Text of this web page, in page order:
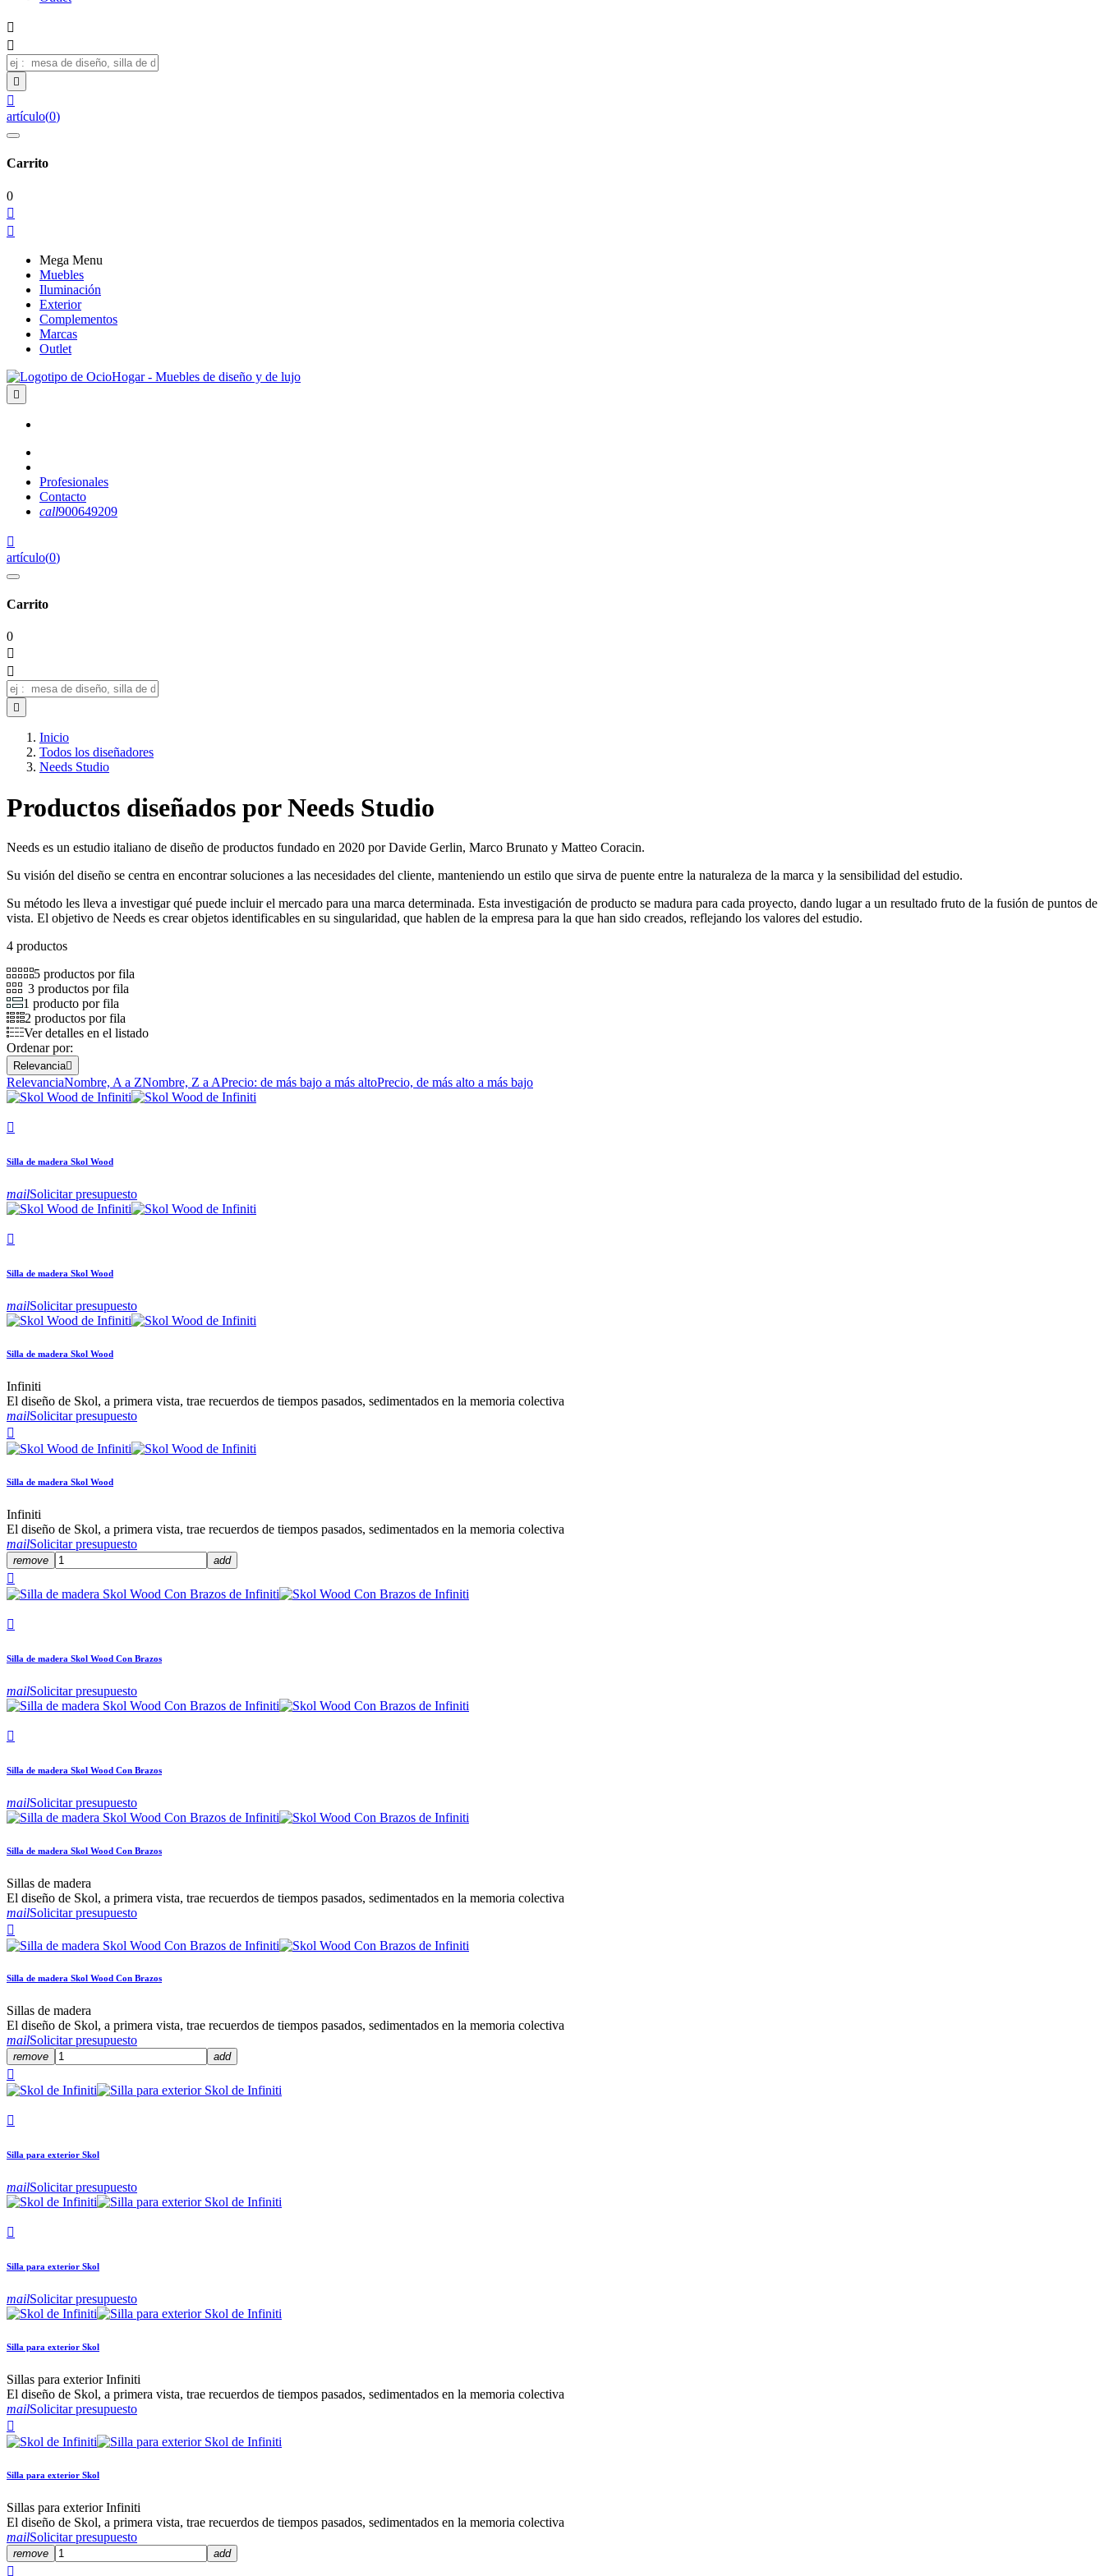




artículo(0)
Carrito
0


Mega Menu
Muebles
Iluminación
Exterior
Complementos
Marcas
Outlet

Profesionales
Contacto
call900649209

artículo(0)
Carrito
0



Inicio
Todos los diseñadores
Needs Studio
Productos diseñados por Needs Studio
Needs es un estudio italiano de diseño de productos fundado en 2020 por Davide Gerlin, Marco Brunato y Matteo Coracin.
Su visión del diseño se centra en encontrar soluciones a las necesidades del cliente, manteniendo un estilo que sirva de puente entre la naturaleza de la marca y la sensibilidad del estudio.
Su método les lleva a investigar qué puede incluir el mercado para una marca determinada. Esta investigación de producto se madura para cada proyecto, dando lugar a un resultado fruto de la fusión de puntos de
vista. El objetivo de Needs es crear objetos identificables en su singularidad, que hablen de la empresa para la que han sido creados, reflejando los valores del estudio.
4 productos
5 productos por fila
3 productos por fila
1 producto por fila
2 productos por fila
Ver detalles en el listado
Ordenar por:
Relevancia
RelevanciaNombre, A a ZNombre, Z a APrecio: de más bajo a más altoPrecio, de más alto a más bajo

Silla de madera Skol Wood
mailSolicitar presupuesto

Silla de madera Skol Wood
mailSolicitar presupuesto
Silla de madera Skol Wood
Infiniti
El diseño de Skol, a primera vista, trae recuerdos de tiempos pasados, sedimentados en la memoria colectiva
mailSolicitar presupuesto

Silla de madera Skol Wood
Infiniti
El diseño de Skol, a primera vista, trae recuerdos de tiempos pasados, sedimentados en la memoria colectiva
mailSolicitar presupuesto
remove add


Silla de madera Skol Wood Con Brazos
mailSolicitar presupuesto

Silla de madera Skol Wood Con Brazos
mailSolicitar presupuesto
Silla de madera Skol Wood Con Brazos
Sillas de madera
El diseño de Skol, a primera vista, trae recuerdos de tiempos pasados, sedimentados en la memoria colectiva
mailSolicitar presupuesto

Silla de madera Skol Wood Con Brazos
Sillas de madera
El diseño de Skol, a primera vista, trae recuerdos de tiempos pasados, sedimentados en la memoria colectiva
mailSolicitar presupuesto
remove add


Silla para exterior Skol
mailSolicitar presupuesto

Silla para exterior Skol
mailSolicitar presupuesto
Silla para exterior Skol
Sillas para exterior Infiniti
El diseño de Skol, a primera vista, trae recuerdos de tiempos pasados, sedimentados en la memoria colectiva
mailSolicitar presupuesto

Silla para exterior Skol
Sillas para exterior Infiniti
El diseño de Skol, a primera vista, trae recuerdos de tiempos pasados, sedimentados en la memoria colectiva
mailSolicitar presupuesto
remove add
